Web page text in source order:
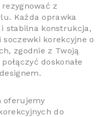
z
Każda oprawka
stabilna konstrukcja,
korekcyjne o
zgodnie z Twoją
doskonałe
oferujemy
do